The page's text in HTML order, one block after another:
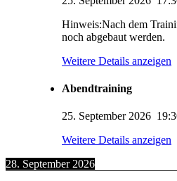
Hinweis:Nach dem
noch abgebaut werden.
Weitere Details anzeigen
Abendtraining
25. September 2026
Weitere Details anzeigen
28. September 2026